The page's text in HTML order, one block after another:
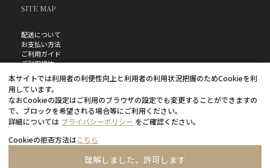
SITE MAP
配送について
お支払い方法
ご利用ガイド
ご利用規約
プライバシーポリシー
よくあるご質問
特定商取引法に基づく表記
©CLAMP・ShigatsuTsuitachi CO.,LTD.
本サイトでは利用者の利便性向上と利用者の利用状況把握のためCookieを利
用しています。
なおCookieの設定はご利用のブラウザの設定でも変更することができますの
で、ブロックを希望される場合等にご利用ください。
詳細については プライバシーポリシー をご確認ください。
Cookieの拒否方法はこちら
理解しました、許可します